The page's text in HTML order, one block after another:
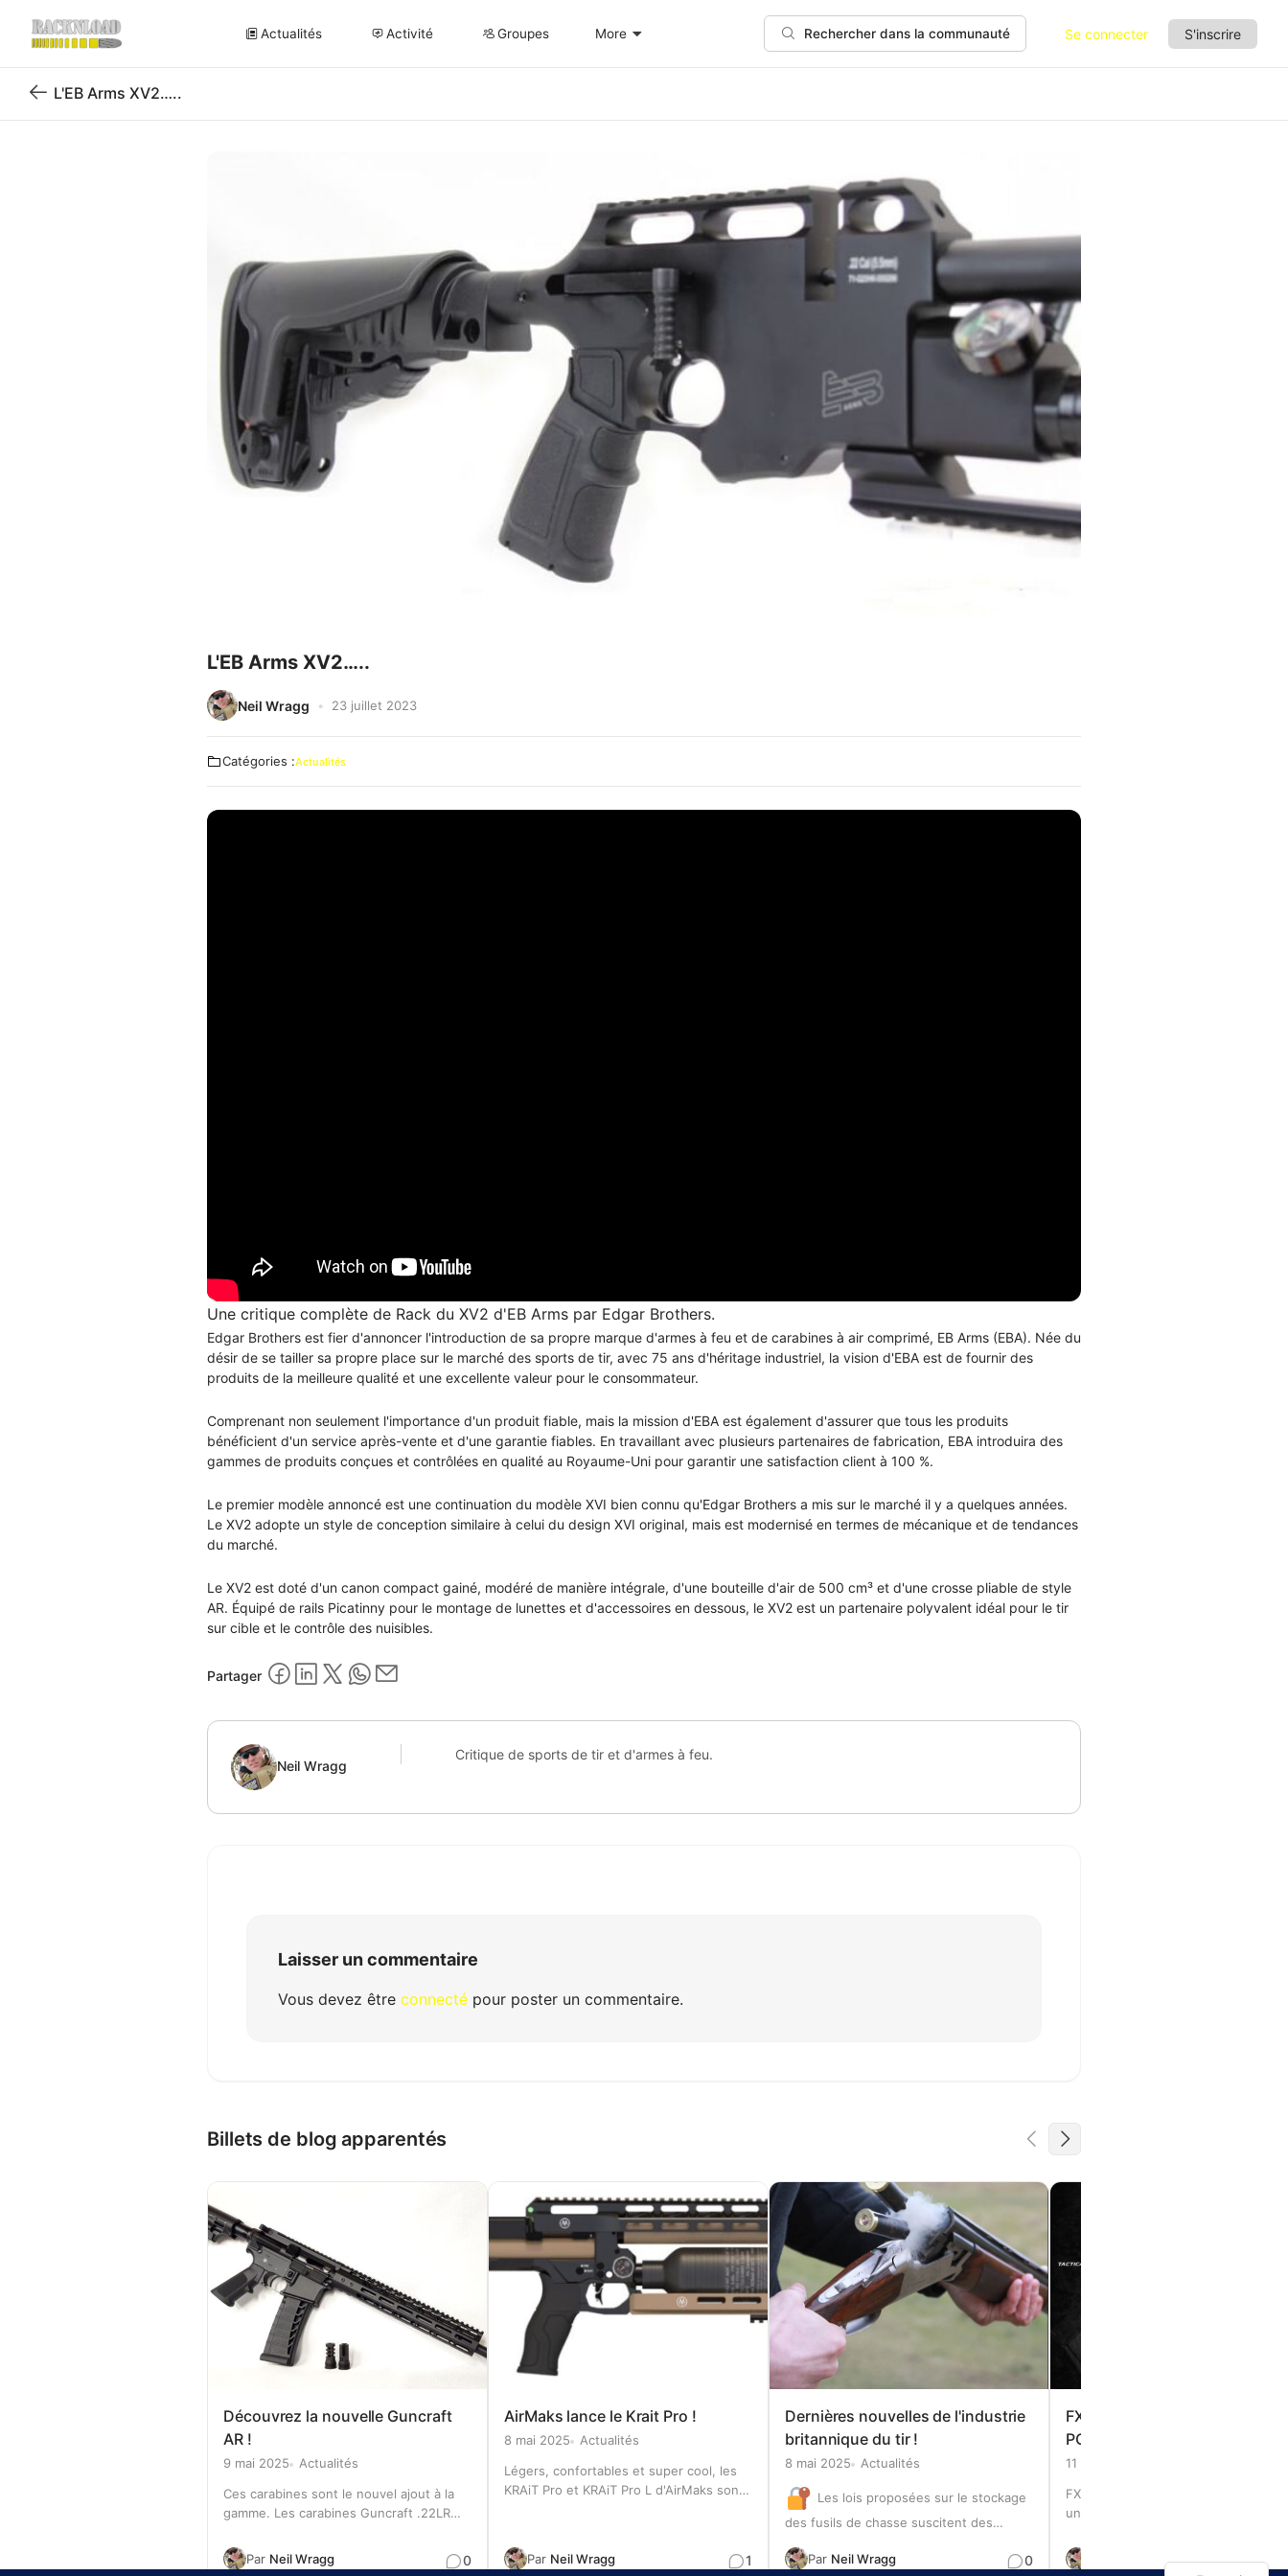
Actualités Activité Groupes More Rechercher dans la communauté Se connecter S'inscrire
Retour
L'EB Arms XV2…..
L'EB Arms XV2…..
Neil Wragg 23 juillet 2023
Catégories :Actualités
Une critique complète de Rack du XV2 d'EB Arms par Edgar Brothers.
Edgar Brothers est fier d'annoncer l'introduction de sa propre marque d'armes à feu et de carabines à air comprimé, EB Arms (EBA). Née du
désir de se tailler sa propre place sur le marché des sports de tir, avec 75 ans d'héritage industriel, la vision d'EBA est de fournir des
produits de la meilleure qualité et une excellente valeur pour le consommateur.
Comprenant non seulement l'importance d'un produit fiable, mais la mission d'EBA est également d'assurer que tous les produits
bénéficient d'un service après-vente et d'une garantie fiables. En travaillant avec plusieurs partenaires de fabrication, EBA introduira des
gammes de produits conçues et contrôlées en qualité au Royaume-Uni pour garantir une satisfaction client à 100 %.
Le premier modèle annoncé est une continuation du modèle XVI bien connu qu'Edgar Brothers a mis sur le marché il y a quelques années.
Le XV2 adopte un style de conception similaire à celui du design XVI original, mais est modernisé en termes de mécanique et de tendances
du marché.
Le XV2 est doté d'un canon compact gainé, modéré de manière intégrale, d'une bouteille d'air de 500 cm³ et d'une crosse pliable de style
AR. Équipé de rails Picatinny pour le montage de lunettes et d'accessoires en dessous, le XV2 est un partenaire polyvalent idéal pour le tir
sur cible et le contrôle des nuisibles.
Partager
Neil Wragg
Critique de sports de tir et d'armes à feu.
Laisser un commentaire
Vous devez être connecté pour poster un commentaire.
Billets de blog apparentés
Découvrez la nouvelle Guncraft
AR !
9 mai 2025 Actualités
Par Neil Wragg
Ces carabines sont le nouvel ajout à la
gamme. Les carabines Guncraft .22LR
Mil-Spec importés, fabriqués en
aluminium de grade 7075 avec un canon
0
AirMaks lance le Krait Pro !
8 mai 2025 Actualités
Par Neil Wragg
Légers, confortables et super cool, les
KRAiT Pro et KRAiT Pro L d'AirMaks sont
comme le roc, d'un rail optique étendu
avec une bulle positionnée à l'intérieur…1
Dernières nouvelles de l'industrie
britannique du tir !
8 mai 2025 Actualités
Par Neil Wragg
Les lois proposées sur le stockage
des fusils de chasse suscitent des
Plymouth en 2021, le gouvernement
0
FX Airguns DRS Tactical AR15
PCP nouveauté 2025 !
11 février 2025
Neil Wragg
FX Airguns a sorti aujourd'hui 11/02/
un autre nouveau modèle ! Eh bien,
le nouveau DRS Tactical a l'air bien !
Consultez les informations et